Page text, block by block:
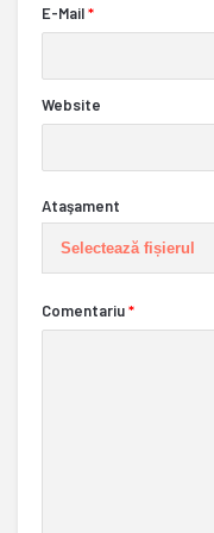
E-Mail*
Website
Ataşament
Selectează fișierul
Comentariu*